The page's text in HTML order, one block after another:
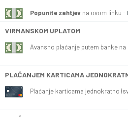
Popunite zahtjev na ovom linku -
VIRMANSKOM UPLATOM
Avansno plaćanje putem banke
PLAĆANJEM KARTICAMA
Plaćanje karticama jednokratno